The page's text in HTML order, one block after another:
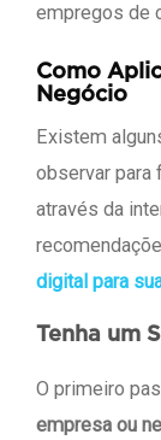
empregos de
Como
Negócio
Existem
observar para
através da
digital para
Tenha um
O primeiro
empresa ou